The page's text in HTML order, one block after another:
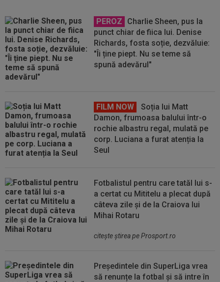
PEROZ
Charlie Sheen, pus la
punct chiar de fiica lui. Denise
Richards, fosta soție, dezvăluie:
"Îi ține piept. Nu se teme să
spună adevărul"
FILM NOW
Soția lui Matt
Damon, frumoasa balului într-o
rochie albastru regal, mulată pe
corp. Luciana a furat atenția la
Seul
Fotbalistul pentru care tatăl lui s-
a certat cu Mititelu a plecat după
câteva zile și de la Craiova lui
Mihai Rotaru
citeşte ştirea pe Prosport.ro
Președintele din SuperLiga vrea
să renunțe la fotbal și să intre în